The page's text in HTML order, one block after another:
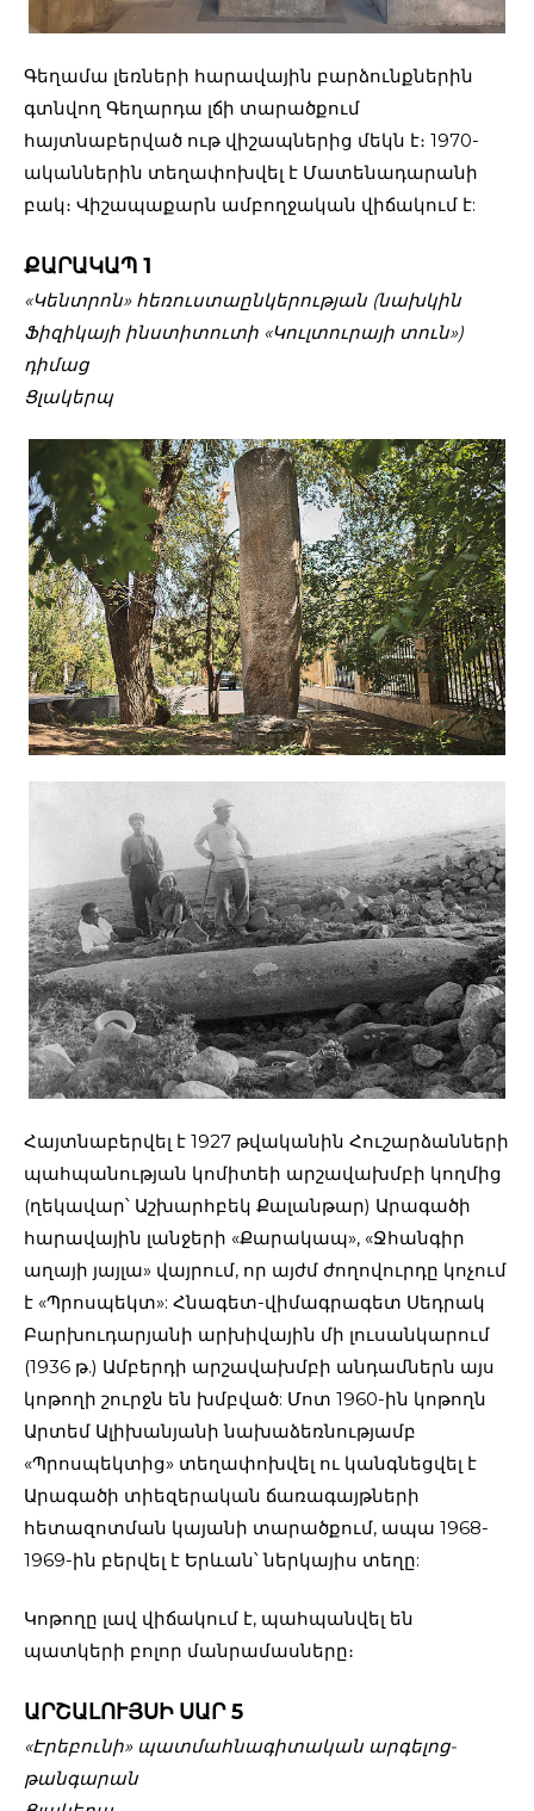
Գեղամա լեռների հարավային բարձունքներին
գտնվող Գեղարդա լճի տարածքում
հայտնաբերված ութ վիշապներից մեկն է։ 1970-
ականներին տեղափոխվել է Մատենադարանի
բակ։ Վիշապաքարն ամբողջական վիճակում է:
ՔԱՐԱԿԱՊ 1
«Կենտրոն» հեռուստաընկերության (նախկին
Ֆիզիկայի ինստիտուտի «Կուլտուրայի տուն»)
դիմաց
Ցլակերպ
Հայտնաբերվել է 1927 թվականին Հուշարձանների
պահպանության կոմիտեի արշավախմբի կողմից
(ղեկավար՝ Աշխարհբեկ Քալանթար) Արագածի
հարավային լանջերի «Քարակապ», «Ջհանգիր
աղայի յայլա» վայրում, որ այժմ ժողովուրդը կոչում
է «Պրոսպեկտ»: Հնագետ-վիմագրագետ Սեդրակ
Բարխուդարյանի արխիվային մի լուսանկարում
(1936 թ.) Ամբերդի արշավախմբի անդամներն այս
կոթողի շուրջն են խմբված: Մոտ 1960-ին կոթողն
Արտեմ Ալիխանյանի նախաձեռնությամբ
«Պրոսպեկտից» տեղափոխվել ու կանգնեցվել է
Արագածի տիեզերական ճառագայթների
հետազոտման կայանի տարածքում, ապա 1968-
1969-ին բերվել է Երևան՝ ներկայիս տեղը:
Կոթողը լավ վիճակում է, պահպանվել են
պատկերի բոլոր մանրամասները։
ԱՐՇԱԼՈՒՅՍԻ ՍԱՐ 5
«Էրեբունի» պատմահնագիտական արգելոց-
թանգարան